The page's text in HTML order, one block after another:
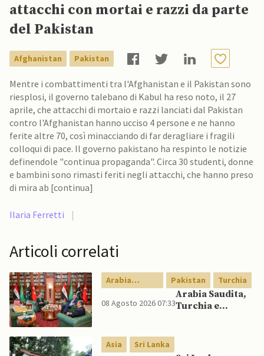
attacchi con mortai e razzi da parte
del Pakistan
Afghanistan Pakistan
Mentre i combattimenti tra l'Afghanistan e il Pakistan sono
riesplosi, il governo talebano di Kabul ha reso noto, il 27
aprile, che attacchi di mortaio e razzi lanciati dal Pakistan
contro l'Afghanistan hanno ucciso 4 persone e ne hanno
ferite altre 70, così minacciando di far deragliare i fragili
colloqui di pace. Il governo pakistano ha respinto le notizie
definendole "continua propaganda". Circa 30 studenti, donne
e bambini sono rimasti feriti negli attacchi, che hanno preso
di mira ab [continua]
Ilaria Ferretti |
Articoli correlati
Arabia
Saudita
Pakistan Turchia
08 Agosto 2026 07:33
Arabia Saudita,
Turchia e
Asia Sri Lanka